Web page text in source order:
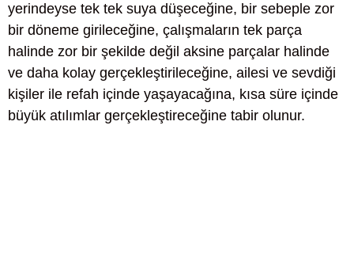
yerindeyse tek tek suya düşeceğine, bir sebeple zor
bir döneme girileceğine, çalışmaların tek parça
halinde zor bir şekilde değil aksine parçalar halinde
ve daha kolay gerçekleştirileceğine, ailesi ve sevdiği
kişiler ile refah içinde yaşayacağına, kısa süre içinde
büyük atılımlar gerçekleştireceğine tabir olunur.